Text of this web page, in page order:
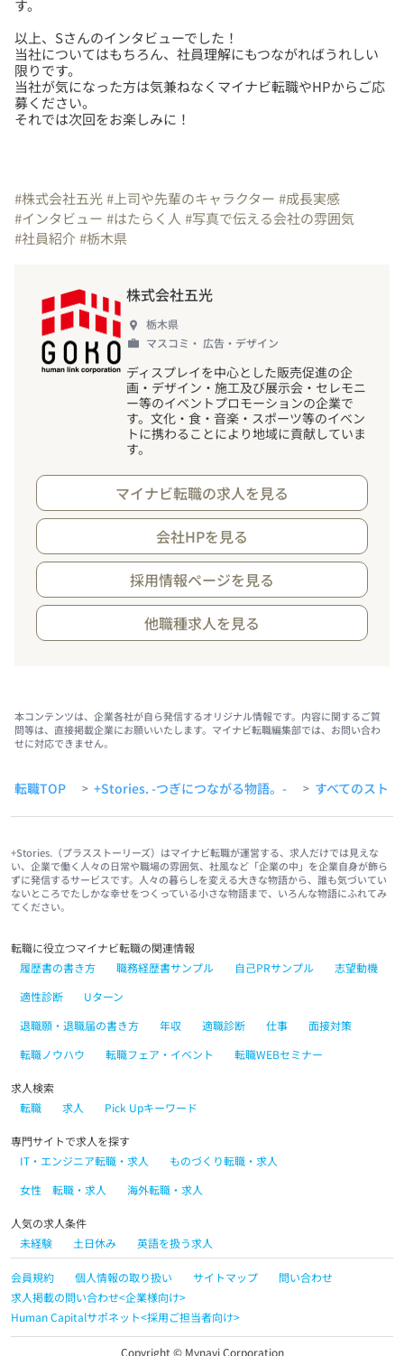
以上、Sさんのインタビューでした！
当社についてはもちろん、社員理解にもつながればうれしい
限りです。
当社が気になった方は気兼ねなくマイナビ転職やHPからご応
募ください。
それでは次回をお楽しみに！
#株式会社五光#上司や先輩のキャラクター #成長実感
#インタビュー #はたらく人 #写真で伝える会社の雰囲気
#社員紹介#栃木県
株式会社五光
栃木県
マスコミ・ 広告・デザイン
ディスプレイを中心とした販売促進の企
画・デザイン・施工及び展示会・セレモニ
ー等のイベントプロモーションの企業で
す。文化・食・音楽・スポーツ等のイベン
トに携わることにより地域に貢献していま
す。
マイナビ転職の求人を見る
会社HPを見る
採用情報ページを見る
他職種求人を見る
本コンテンツは、企業各社が自ら発信するオリジナル情報です。内容に関するご質
問等は、直接掲載企業にお願いいたします。マイナビ転職編集部では、お問い合わ
せに対応できません。
転職TOP > +Stories. -つぎにつながる物語。- > すべてのスト
+Stories.（プラスストーリーズ）はマイナビ転職が運営する、求人だけでは見えな
い、企業で働く人々の日常や職場の雰囲気、社風など「企業の中」を企業自身が飾ら
ずに発信するサービスです。人々の暮らしを変える大きな物語から、誰も気づいてい
ないところでたしかな幸せをつくっている小さな物語まで、いろんな物語にふれてみ
てください。
転職に役立つマイナビ転職の関連情報
履歴書の書き方
職務経歴書サンプル 自己PRサンプル
志望動機
適性診断
Uターン
退職願・退職届の書き方
年収 適職診断 仕事
面接対策
転職ノウハウ
転職フェア・イベント 転職WEBセミナー
求人検索
転職
求人 Pick Upキーワード
専門サイトで求人を探す
IT・エンジニア転職・求人
ものづくり転職・求人
女性 転職・求人
海外転職・求人
人気の求人条件
未経験
土日休み 英語を扱う求人
会員規約 個人情報の取り扱い サイトマップ
問い合わせ
求人掲載の問い合わせ<企業様向け>
Human Capitalサポネット<採用ご担当者向け>
Copyright © Mynavi Corporation